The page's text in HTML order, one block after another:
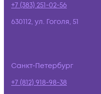
+7 (383) 251-02-56
630112, ул. Гоголя, 51
Санкт-Петербург
+7 (812) 918-98-38